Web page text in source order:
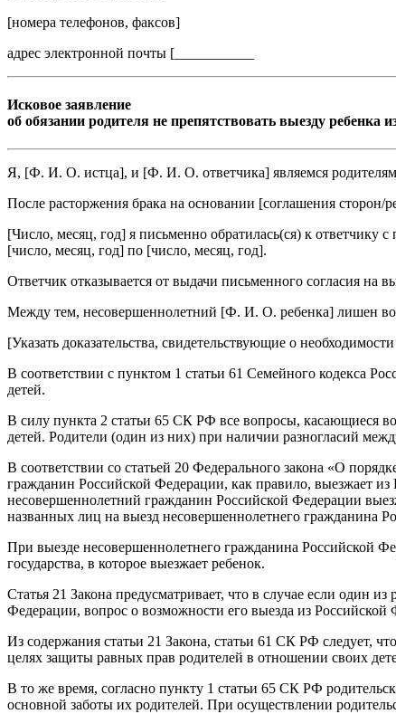
[номера телефонов, факсов]
адрес электронной почты [
Исковое заявление
об обязании родителя не препятствовать выезду ребенка
Я, [Ф. И. О. истца], и [Ф. И. О. ответчика] являемся
После расторжения брака на основании [соглашения сторон/
[Число, месяц, год] я письменно обратилась(ся) к ответчику
[число, месяц, год] по [число, месяц, год].
Ответчик отказывается от выдачи письменного согласия на
Между тем, несовершеннолетний [Ф. И. О. ребенка] лишен
[Указать доказательства, свидетельствующие о
В соответствии с пунктом 1 статьи 61 Семейного кодекса
детей.
В силу пункта 2 статьи 65 СК РФ все вопросы, касающиеся
детей. Родители (один из них) при наличии разногласий
В соответствии со статьей 20 Федерального закона «О
гражданин Российской Федерации, как правило, выезжает
несовершеннолетний гражданин Российской Федерации
названных лиц на выезд несовершеннолетнего гражданина
При выезде несовершеннолетнего гражданина Российской
государства, в которое выезжает ребенок.
Статья 21 Закона предусматривает, что в случае если один
Федерации, вопрос о возможности его выезда из Российской
Из содержания статьи 21 Закона, статьи 61 СК РФ следует,
целях защиты равных прав родителей в отношении своих
В то же время, согласно пункту 1 статьи 65 СК РФ
основной заботы их родителей. При осуществлении